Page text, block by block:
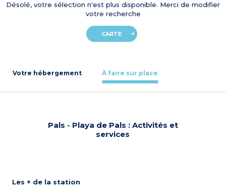
Désolé, votre sélection n'est plus disponible. Merci de modifier
votre recherche
CARTE
Votre hébergement À faire sur place
Pals - Playa de Pals : Activités et
services
Les + de la station